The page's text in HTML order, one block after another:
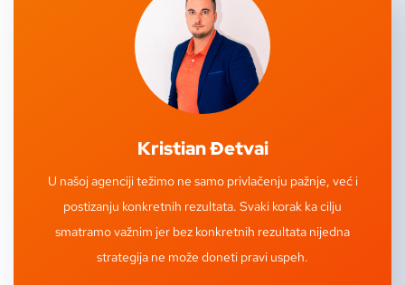
Kristian Đetvai
U našoj agenciji težimo ne samo privlačenju pažnje, već i
postizanju konkretnih rezultata. Svaki korak ka cilju
smatramo važnim jer bez konkretnih rezultata nijedna
strategija ne može doneti pravi uspeh.